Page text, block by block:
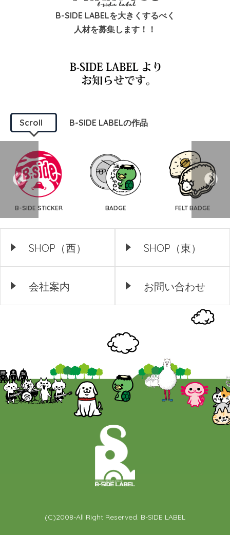
B-SIDE LABELを大きくするべく
人材を募集します！！
Scroll B-SIDE LABELの作品
B-SIDE STICKER BADGE FELT BADGE
SHOP（西） SHOP（東）
会社案内 お問い合わせ
(C)2008-All Right Reserved. B-SIDE LABEL